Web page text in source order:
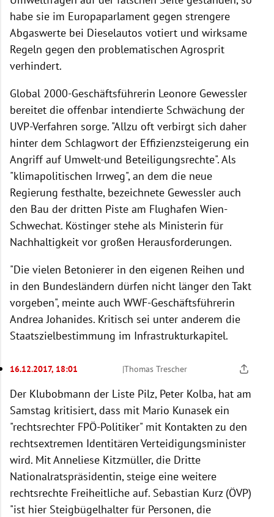
habe sie im Europaparlament gegen strengere
Abgaswerte bei Dieselautos votiert und wirksame
Regeln gegen den problematischen Agrosprit
verhindert.
Global 2000-Geschäftsführerin Leonore Gewessler
bereitet die offenbar intendierte Schwächung der
UVP-Verfahren sorge. "Allzu oft verbirgt sich daher
hinter dem Schlagwort der Effizienzsteigerung ein
Angriff auf Umwelt-und Beteiligungsrechte". Als
"klimapolitischen Irrweg", an dem die neue
Regierung festhalte, bezeichnete Gewessler auch
den Bau der dritten Piste am Flughafen Wien-
Schwechat. Köstinger stehe als Ministerin für
Nachhaltigkeit vor großen Herausforderungen.
"Die vielen Betonierer in den eigenen Reihen und
in den Bundesländern dürfen nicht länger den Takt
vorgeben", meinte auch WWF-Geschäftsführerin
Andrea Johanides. Kritisch sei unter anderem die
Staatszielbestimmung im Infrastrukturkapitel.
16.12.2017, 18:01 |Thomas Trescher
Der Klubobmann der Liste Pilz, Peter Kolba, hat am
Samstag kritisiert, dass mit Mario Kunasek ein
"rechtsrechter FPÖ-Politiker" mit Kontakten zu den
rechtsextremen Identitären Verteidigungsminister
wird. Mit Anneliese Kitzmüller, die Dritte
Nationalratspräsidentin, steige eine weitere
rechtsrechte Freiheitliche auf. Sebastian Kurz (ÖVP)
"ist hier Steigbügelhalter für Personen, die